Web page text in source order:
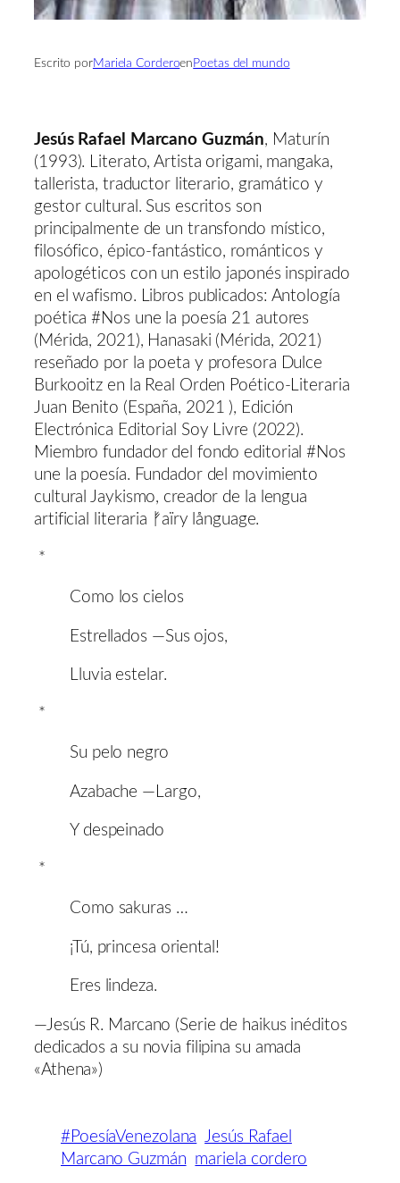
Escrito porMariela Corderoen Poetas del mundo
Jesús Rafael Marcano Guzmán, Maturín
(1993). Literato, Artista origami, mangaka,
tallerista, traductor literario, gramático y
gestor cultural. Sus escritos son
principalmente de un transfondo místico,
filosófico, épico-fantástico, románticos y
apologéticos con un estilo japonés inspirado
en el wafismo. Libros publicados: Antología
poética #Nos une la poesía 21 autores
(Mérida, 2021), Hanasaki (Mérida, 2021)
reseñado por la poeta y profesora Dulce
Burkooitz en la Real Orden Poético-Literaria
Juan Benito (España, 2021 ), Edición
Electrónica Editorial Soy Livre (2022).
Miembro fundador del fondo editorial #Nos
une la poesía. Fundador del movimiento
cultural Jaykismo, creador de la lengua
artificial literaria ᚠaïry långuage.
*
Como los cielos
Estrellados —Sus ojos,
Lluvia estelar.
*
Su pelo negro
Azabache —Largo,
Y despeinado
*
Como sakuras …
¡Tú, princesa oriental!
Eres lindeza.
—Jesús R. Marcano (Serie de haikus inéditos
dedicados a su novia filipina su amada
«Athena»)
#PoesíaVenezolana
Jesús Rafael
Marcano Guzmán mariela cordero